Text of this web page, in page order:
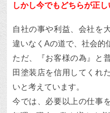
しかし今でもどちらが正
自社の事や利益、会社を
違いなくAの道で、社会的
ただ、『お客様の為』と
田塗装店を信用してくれ
いと考えています。
今では、必要以上の仕事